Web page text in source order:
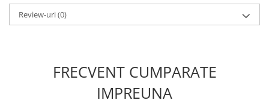
Review-uri(0)
FRECVENT CUMPARATE
IMPREUNA